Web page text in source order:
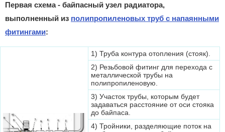
Первая схема - байпасный узел радиатора,
выполненный из полипропиленовых труб с напаянными
фитингами:
1) Труба контура отопления (стояк).
2) Резьбовой фитинг для перехода с
металлической трубы на
полипропиленовую.
3) Участок трубы, которым будет
задаваться расстояние от оси стояка
до байпаса.
4) Тройники, разделяющие поток на